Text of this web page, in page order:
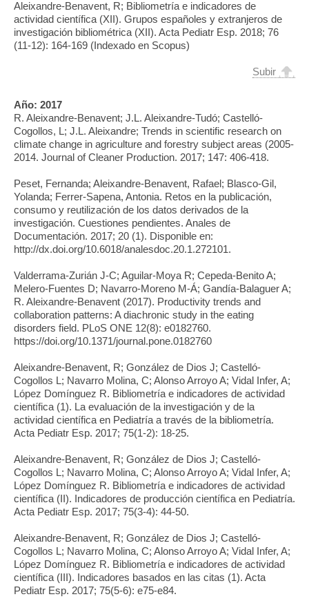
Aleixandre-Benavent, R; Bibliometría e indicadores de
actividad científica (XII). Grupos españoles y extranjeros de
investigación bibliométrica (XII). Acta Pediatr Esp. 2018; 76
(11-12): 164-169 (Indexado en Scopus)
Subir
Año: 2017
R. Aleixandre-Benavent; J.L. Aleixandre-Tudó; Castelló-
Cogollos, L; J.L. Aleixandre; Trends in scientific research on
climate change in agriculture and forestry subject areas (2005-
2014. Journal of Cleaner Production. 2017; 147: 406-418.
Peset, Fernanda; Aleixandre-Benavent, Rafael; Blasco-Gil,
Yolanda; Ferrer-Sapena, Antonia. Retos en la publicación,
consumo y reutilización de los datos derivados de la
investigación. Cuestiones pendientes. Anales de
Documentación. 2017; 20 (1). Disponible en:
http://dx.doi.org/10.6018/analesdoc.20.1.272101.
Valderrama-Zurián J-C; Aguilar-Moya R; Cepeda-Benito A;
Melero-Fuentes D; Navarro-Moreno M-Á; Gandía-Balaguer A;
R. Aleixandre-Benavent (2017). Productivity trends and
collaboration patterns: A diachronic study in the eating
disorders field. PLoS ONE 12(8): e0182760.
https://doi.org/10.1371/journal.pone.0182760
Aleixandre-Benavent, R; González de Dios J; Castelló-
Cogollos L; Navarro Molina, C; Alonso Arroyo A; Vidal Infer, A;
López Domínguez R. Bibliometría e indicadores de actividad
científica (1). La evaluación de la investigación y de la
actividad científica en Pediatría a través de la bibliometría.
Acta Pediatr Esp. 2017; 75(1-2): 18-25.
Aleixandre-Benavent, R; González de Dios J; Castelló-
Cogollos L; Navarro Molina, C; Alonso Arroyo A; Vidal Infer, A;
López Domínguez R. Bibliometría e indicadores de actividad
científica (II). Indicadores de producción científica en Pediatría.
Acta Pediatr Esp. 2017; 75(3-4): 44-50.
Aleixandre-Benavent, R; González de Dios J; Castelló-
Cogollos L; Navarro Molina, C; Alonso Arroyo A; Vidal Infer, A;
López Domínguez R. Bibliometría e indicadores de actividad
científica (III). Indicadores basados en las citas (1). Acta
Pediatr Esp. 2017; 75(5-6): e75-e84.